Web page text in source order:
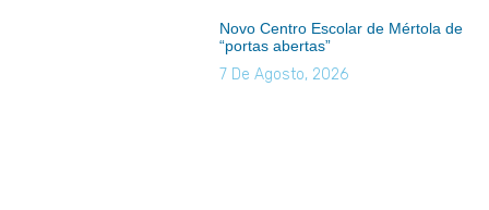
Novo Centro Escolar de Mértola de
“portas abertas”
7 De Agosto, 2026